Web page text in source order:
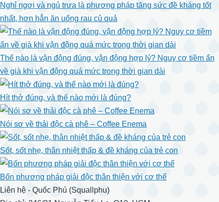
Nghỉ ngơi và ngủ trưa là phương pháp tăng sức đề kháng tốt
nhất, hơn hẳn ăn uống rau củ quả
Thế nào là vận động đúng, vận động hợp lý? Nguy cơ tiềm ẩn
về già khi vận động quá mức trong thời gian dài
Hít thở đúng, và thế nào mới là đúng?
Nói sơ về thải độc cà phê – Coffee Enema
Sốt, sốt nhẹ, thân nhiệt thấp & đề kháng của trẻ con
Bốn phương pháp giải độc thân thiện với cơ thể
Liên hệ - Quốc Phú (Squallphu)